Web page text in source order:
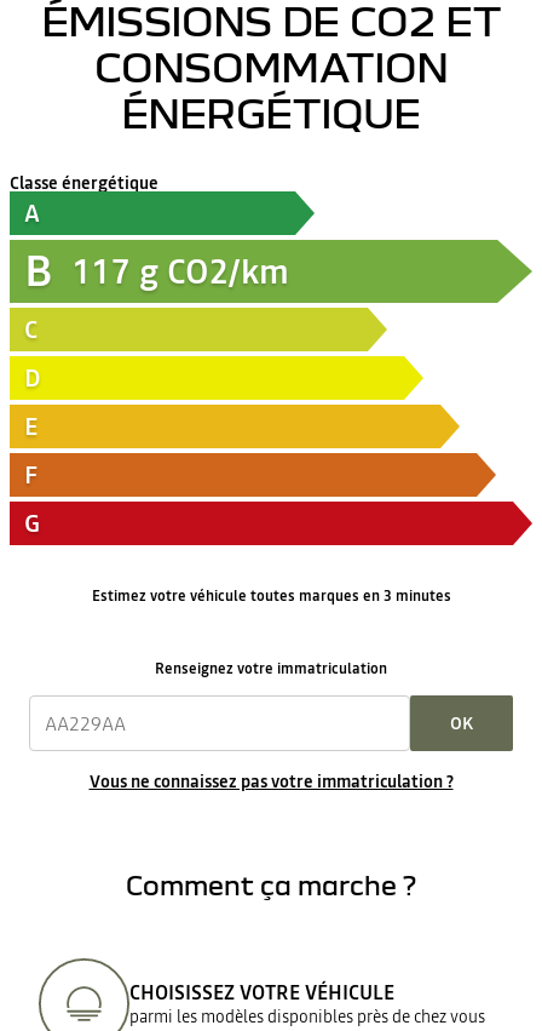
ÉMISSIONS DE CO2 ET
CONSOMMATION
ÉNERGÉTIQUE
Classe énergétique
A
B 117 g CO2/km
C
D
E
F
G
Estimez votre véhicule toutes marques en 3 minutes
Renseignez votre immatriculation
OK
Vous ne connaissez pas votre immatriculation ?
Comment ça marche ?
CHOISISSEZ VOTRE VÉHICULE
parmi les modèles disponibles près de chez vous